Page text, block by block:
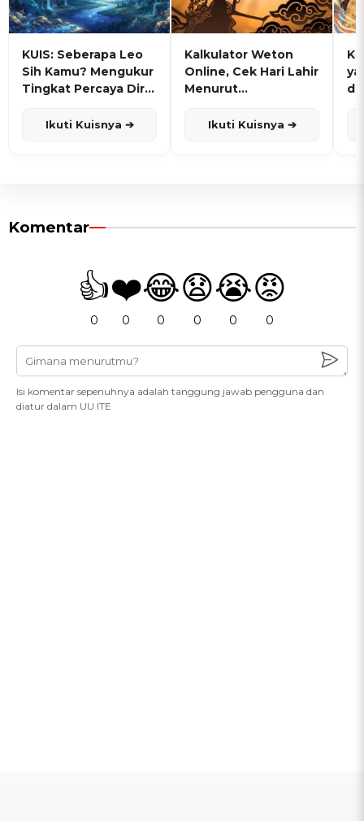
KUIS: Seberapa Leo
Sih Kamu? Mengukur
Tingkat Percaya Diri
Ikuti Kuisnya ➔
Kalkulator Weton
Online, Cek Hari Lahir
Menurut
Ikuti Kuisnya ➔
Komentar
👍
0
❤️
0
😂
0
😧
0
😭
0
😡
0
Isi komentar sepenuhnya adalah tanggung jawab pengguna dan
diatur dalam UU ITE